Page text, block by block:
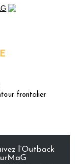
frontalier
l’Outback